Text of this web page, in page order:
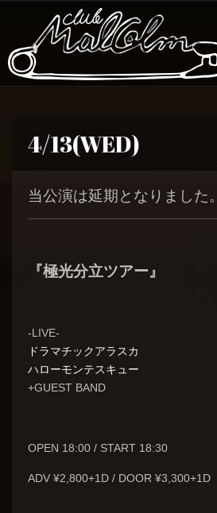
4/13(WED)
当公演は延期となりました。
『極光分立ツアー』
-LIVE-
ドラマチックアラスカ
ハローモンテスキュー
+GUEST BAND
OPEN 18:00 / START 18:30
ADV ¥2,800+1D / DOOR ¥3,300+1D